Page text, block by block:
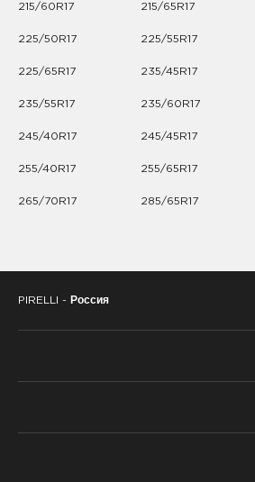
215/60R17 215/65R17
225/50R17 225/55R17
225/65R17 235/45R17
235/55R17 235/60R17
245/40R17 245/45R17
255/40R17 255/65R17
265/70R17 285/65R17
PIRELLI - Россия
ПОИСК ПО СЕЗОНУ